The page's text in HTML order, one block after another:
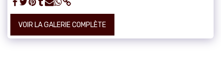
VOIR LA GALERIE COMPLÈTE